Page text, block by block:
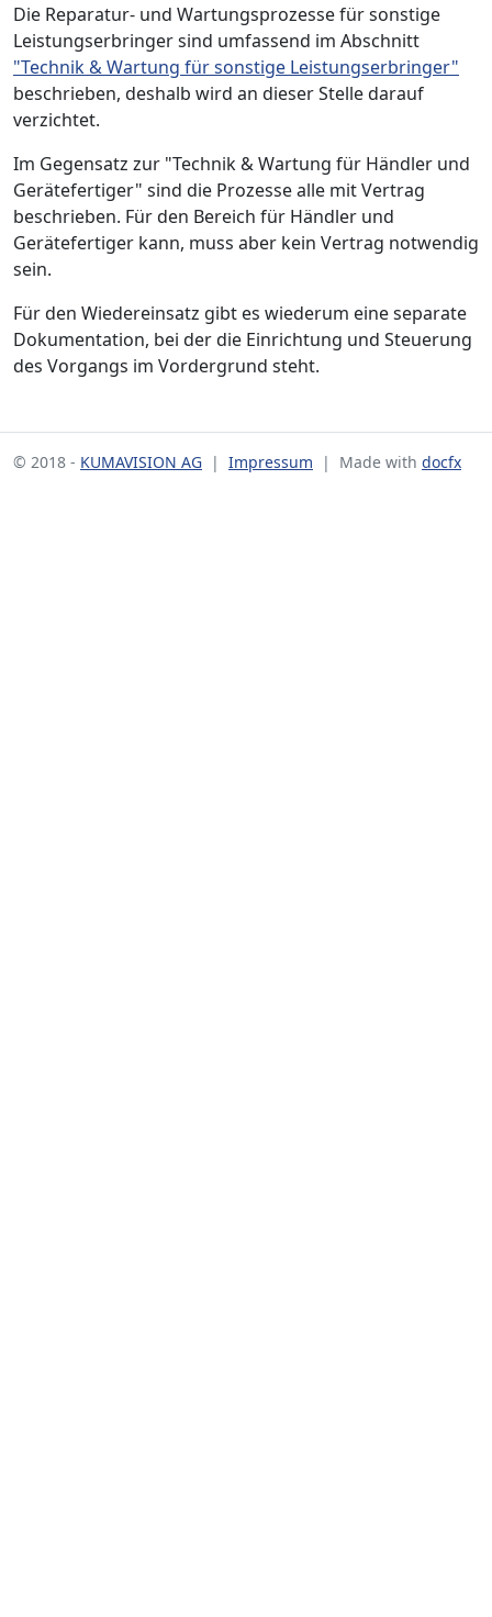
Die Reparatur- und Wartungsprozesse für sonstige
Leistungserbringer sind umfassend im Abschnitt
"Technik & Wartung für sonstige Leistungserbringer"
beschrieben, deshalb wird an dieser Stelle darauf
verzichtet.
Im Gegensatz zur "Technik & Wartung für Händler und
Gerätefertiger" sind die Prozesse alle mit Vertrag
beschrieben. Für den Bereich für Händler und
Gerätefertiger kann, muss aber kein Vertrag notwendig
sein.
Für den Wiedereinsatz gibt es wiederum eine separate
Dokumentation, bei der die Einrichtung und Steuerung
des Vorgangs im Vordergrund steht.
© 2018 - KUMAVISION AG | Impressum | Made with docfx